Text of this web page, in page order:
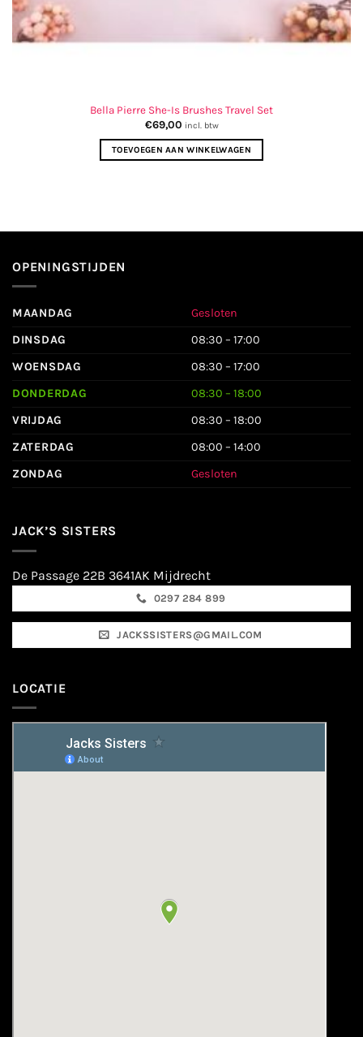
Bella Pierre She-Is Brushes Travel Set
€69,00 incl. btw
TOEVOEGEN AAN WINKELWAGEN
OPENINGSTIJDEN
MAANDAG
Gesloten
DINSDAG
08:30 – 17:00
WOENSDAG
08:30 – 17:00
DONDERDAG
08:30 – 18:00
VRIJDAG
08:30 – 18:00
ZATERDAG
08:00 – 14:00
ZONDAG
Gesloten
JACK’S SISTERS
De Passage 22B 3641AK Mijdrecht
0297 284 899
JACKSSISTERS@GMAIL.COM
LOCATIE